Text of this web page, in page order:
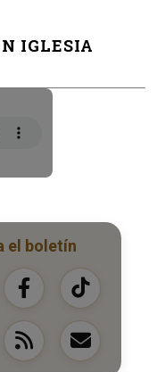
IGLESIA
el boletín